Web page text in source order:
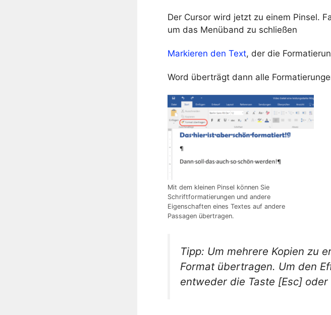
Der Cursor wird jetzt zu einem Pinsel.
um das Menüband zu schließen
Markieren den Text, der die
Word überträgt dann alle
Mit dem kleinen Pinsel können Sie
Schriftformatierungen und andere
Eigenschaften eines Textes auf andere
Passagen übertragen.
Tipp: Um mehrere Kopien zu
Format übertragen. Um den
entweder die Taste [Esc] oder